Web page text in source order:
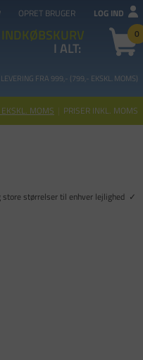
OPRET BRUGER LOG IND
INDKØBSKURV 0
I ALT:
FRA 999,- (799,- EKSKL. MOMS)
EKSKL. MOMS | PRISER INKL. MOMS
store størrelser til enhver lejlighed ✓